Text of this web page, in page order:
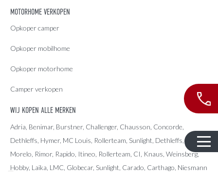
MOTORHOME VERKOPEN
Opkoper camper
Opkoper mobilhome
Opkoper motorhome
Camper verkopen
WIJ KOPEN ALLE MERKEN
Adria , Benimar, Burstner, Challenger, Chausson, Concorde,
Dethleffs Hymer, MC Louis , Rollerteam, Sunlight, Dethleffs,
Morelo, Rimor, Rapido, Itineo, Rollerteam, CI, Knaus, Weinsberg,
Hobby, Laika, LMC, Globecar, Sunlight, Carado, Carthago, Niesmann